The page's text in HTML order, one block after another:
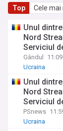
Top Cele mai
Unul
Nord
Serviciul
Gândul
Ucraina
Unul
Nord
Serviciul
PSnews
Ucraina